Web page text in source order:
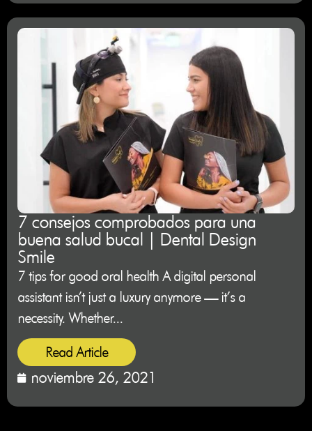
7 consejos comprobados para una
buena salud bucal | Dental Design
Smile
7 tips for good oral health A digital personal
assistant isn’t just a luxury anymore — it’s a
necessity. Whether...
Read Article
noviembre 26, 2021